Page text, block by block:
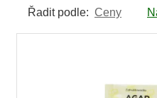
Řadit podle: Ceny